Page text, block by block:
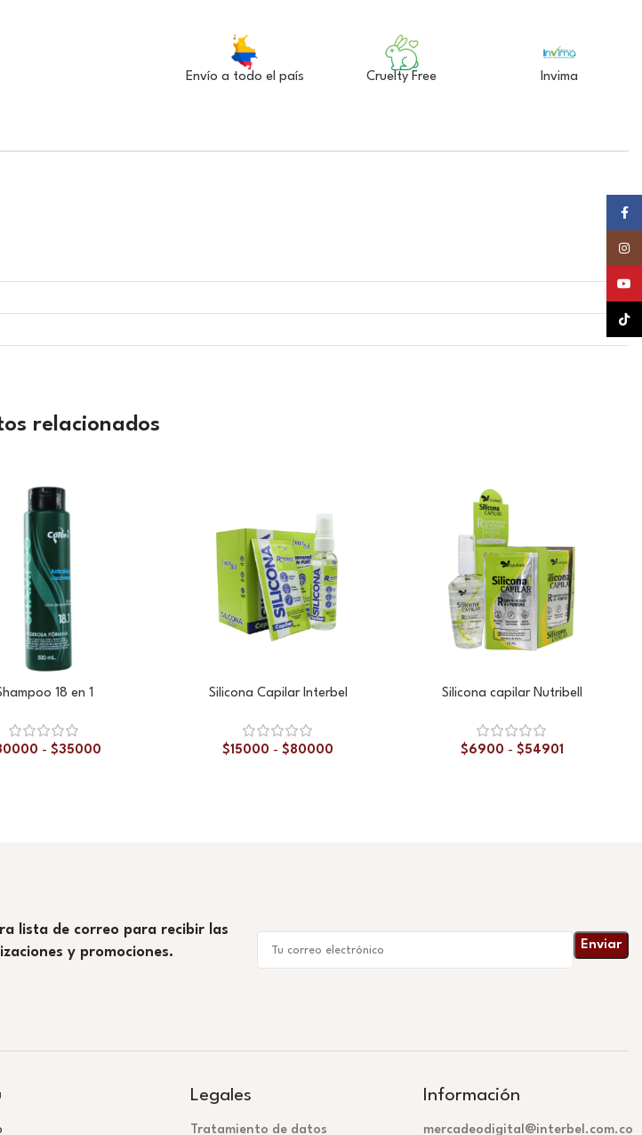
Envío a todo el país Cruelty Free Invima
relacionados
18 en 1
- $35000
Silicona Capilar Interbel
$15000 - $80000
Silicona capilar Nutribell
$6900 - $54901
lista de correo para recibir las
y promociones.
Legales
Tratamiento de datos
Información
mercadeodigital@interbel.com.co
TikTok